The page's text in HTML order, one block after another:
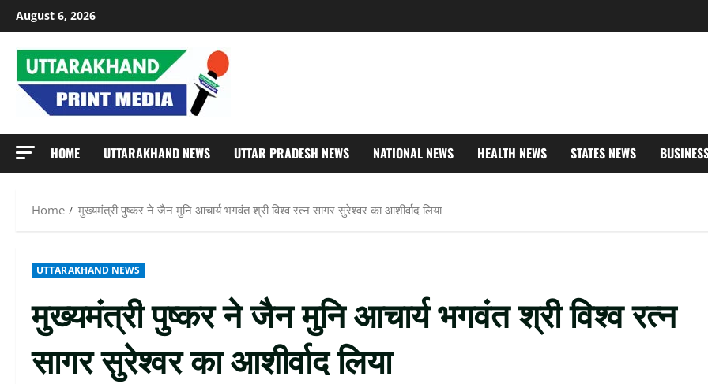
Skip
to
content
August 6, 2026
HOME UTTARAKHAND NEWS UTTAR PRADESH NEWS NATIONAL NEWS HEALTH NEWS STATES NEWS
Home मुख्यमंत्री पुष्कर ने जैन मुनि आचार्य भगवंत श्री विश्व रत्न सागर सुरेश्वर का आशीर्वाद लिया
UTTARAKHAND NEWS
मुख्यमंत्री पुष्कर ने जैन मुनि आचार्य भगवंत श्री विश्व रत्न
सागर सुरेश्वर का आशीर्वाद लिया